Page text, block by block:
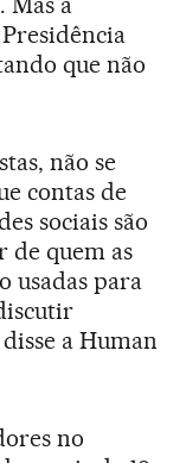
que não
não se
contas de
sociais são
de quem as
usadas para
a Human
no